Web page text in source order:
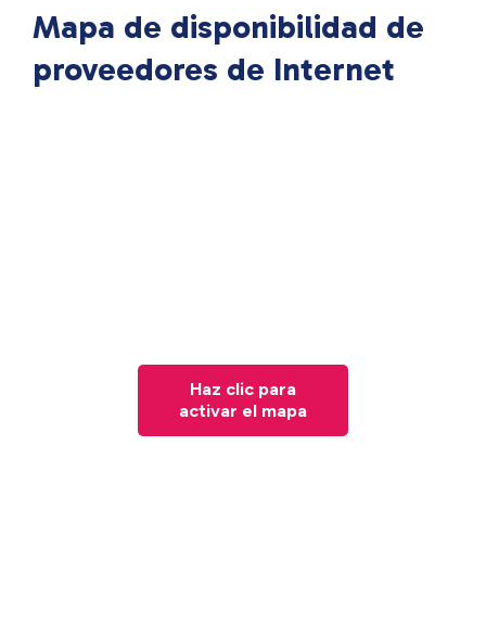
Mapa de disponibilidad de
proveedores de Internet
Haz clic para
activar el mapa